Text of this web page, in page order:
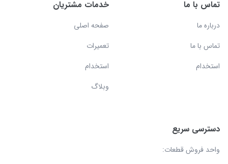
تماس با ما
درباره ما
تماس با ما
استخدام
خدمات مشتریان
صفحه اصلی
تعمیرات
استخدام
وبلاگ
دسترسی سریع
واحد فروش قطعات: